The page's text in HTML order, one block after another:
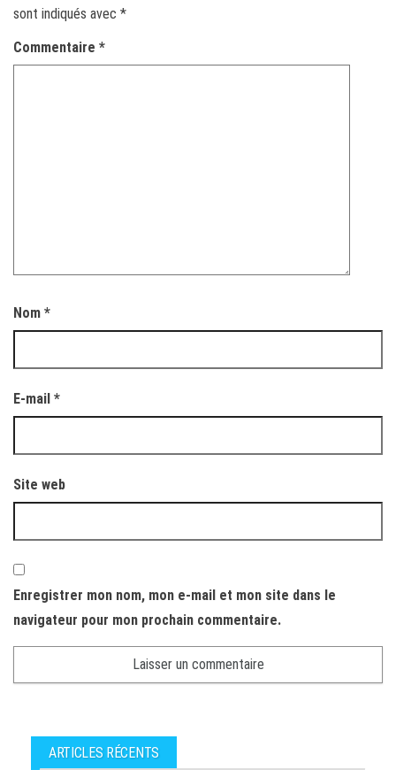
sont indiqués avec *
Commentaire *
Nom *
E-mail *
Site web
Enregistrer mon nom, mon e-mail et mon site dans le
navigateur pour mon prochain commentaire.
ARTICLES RÉCENTS